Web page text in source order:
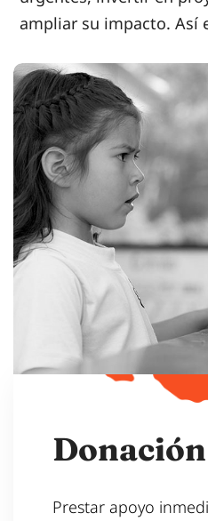
ampliar su impacto. Así
Donación
Prestar apoyo